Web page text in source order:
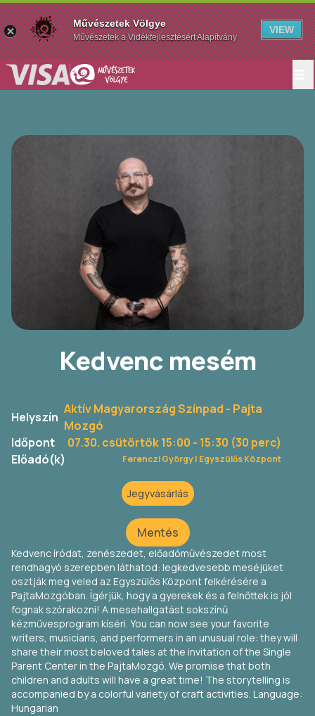
Kedvenc mesém
Helyszín
Aktív Magyarország Színpad - Pajta
Mozgó
Időpont
07.30. csütörtök 15:00 - 15:30 (30 perc)
Előadó(k)
Ferenczi György | Egyszülős Központ
Jegyvásárlás
Mentés
Kedvenc íródat, zenészedet, előadóművészedet most
rendhagyó szerepben láthatod: legkedvesebb meséjüket
osztják meg veled az Egyszülős Központ felkérésére a
PajtaMozgóban. Ígérjük, hogy a gyerekek és a felnőttek is jól
fognak szórakozni! A mesehallgatást sokszínű
kézművesprogram kíséri. You can now see your favorite
writers, musicians, and performers in an unusual role: they will
share their most beloved tales at the invitation of the Single
Parent Center in the PajtaMozgó. We promise that both
children and adults will have a great time! The storytelling is
accompanied by a colorful variety of craft activities. Language:
Hungarian
Művészetek Völgye
Művészetek a Vidékfejlesztésért Alapítvány
VIEW